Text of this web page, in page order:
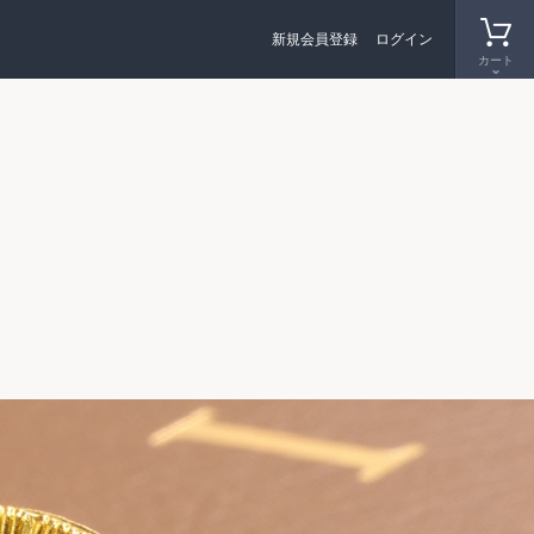
カート
新規会員登録 ログイン